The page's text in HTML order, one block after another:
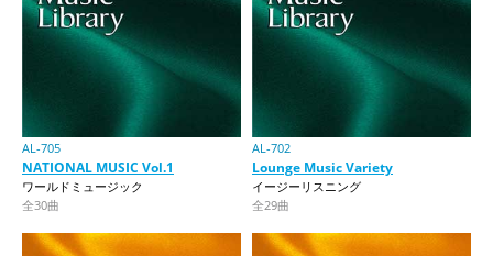
AL-705
NATIONAL MUSIC Vol.1
ワールドミュージック
全30曲
AL-702
Lounge Music Variety
イージーリスニング
全29曲